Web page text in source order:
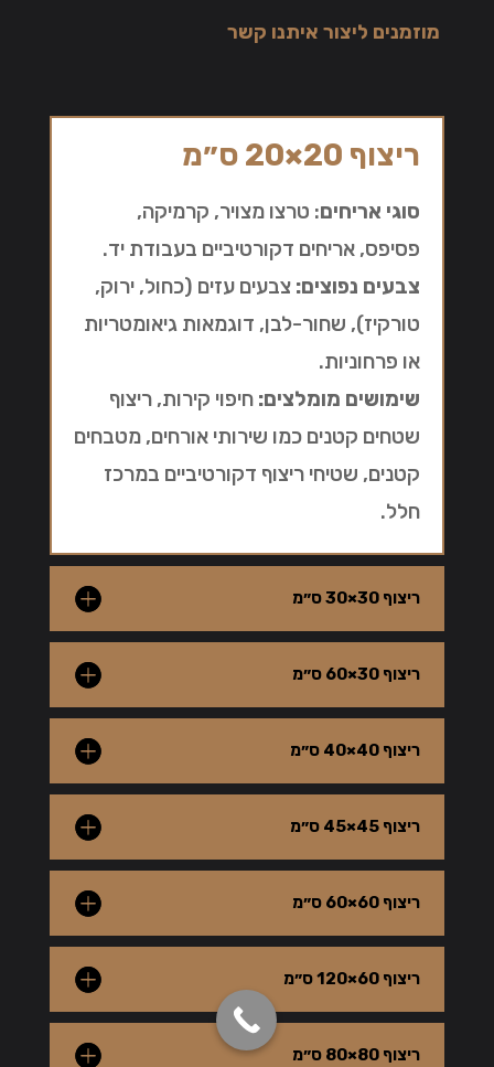
מוזמנים ליצור איתנו קשר
ריצוף 20×20 ס״מ
סוגי אריחים: טרצו מצויר, קרמיקה,
פסיפס, אריחים דקורטיביים בעבודת יד.
צבעים נפוצים: צבעים עזים (כחול, ירוק,
טורקיז), שחור-לבן, דוגמאות גיאומטריות
או פרחוניות.
שימושים מומלצים: חיפוי קירות, ריצוף
שטחים קטנים כמו שירותי אורחים, מטבחים
קטנים, שטיחי ריצוף דקורטיביים במרכז
חלל.
ריצוף 30×30 ס״מ
ריצוף 30×60 ס״מ
ריצוף 40×40 ס״מ
ריצוף 45×45 ס״מ
ריצוף 60×60 ס״מ
ריצוף 60×120 ס״מ
ריצוף 80×80 ס״מ